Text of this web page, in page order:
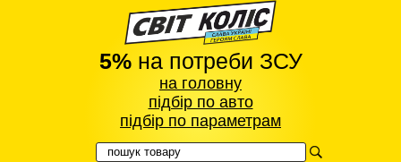
5%на потреби ЗСУ
на головну
підбір по авто
підбір по параметрам